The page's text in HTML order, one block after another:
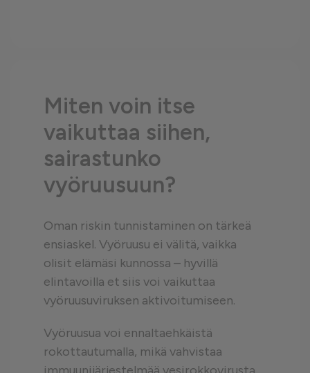
Miten voin itse
vaikuttaa siihen,
sairastunko
vyöruusuun?
Oman riskin tunnistaminen on tärkeä
ensiaskel. Vyöruusu ei välitä, vaikka
olisit elämäsi kunnossa – hyvillä
elintavoilla et siis voi vaikuttaa
vyöruusuviruksen aktivoitumiseen.
Vyöruusua voi ennaltaehkäistä
rokottautumalla, mikä vahvistaa